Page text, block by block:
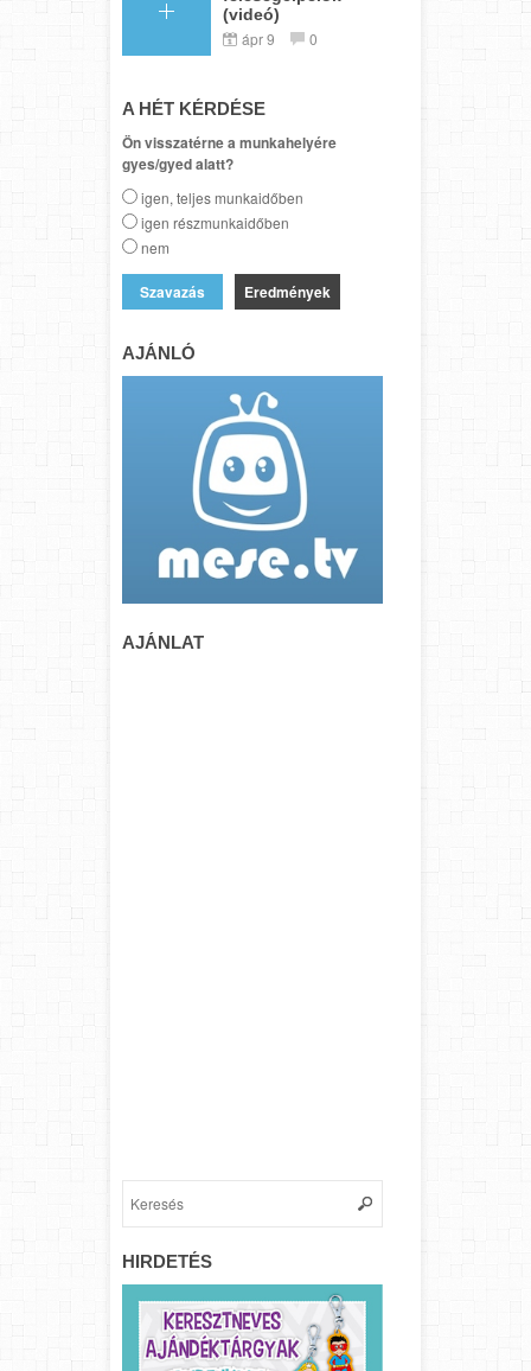
(videó)
ápr 9 0
A HÉT KÉRDÉSE
Ön visszatérne a munkahelyére
gyes/gyed alatt?
igen, teljes munkaidőben
igen részmunkaidőben
nem
Eredmények
AJÁNLÓ
AJÁNLAT
HIRDETÉS